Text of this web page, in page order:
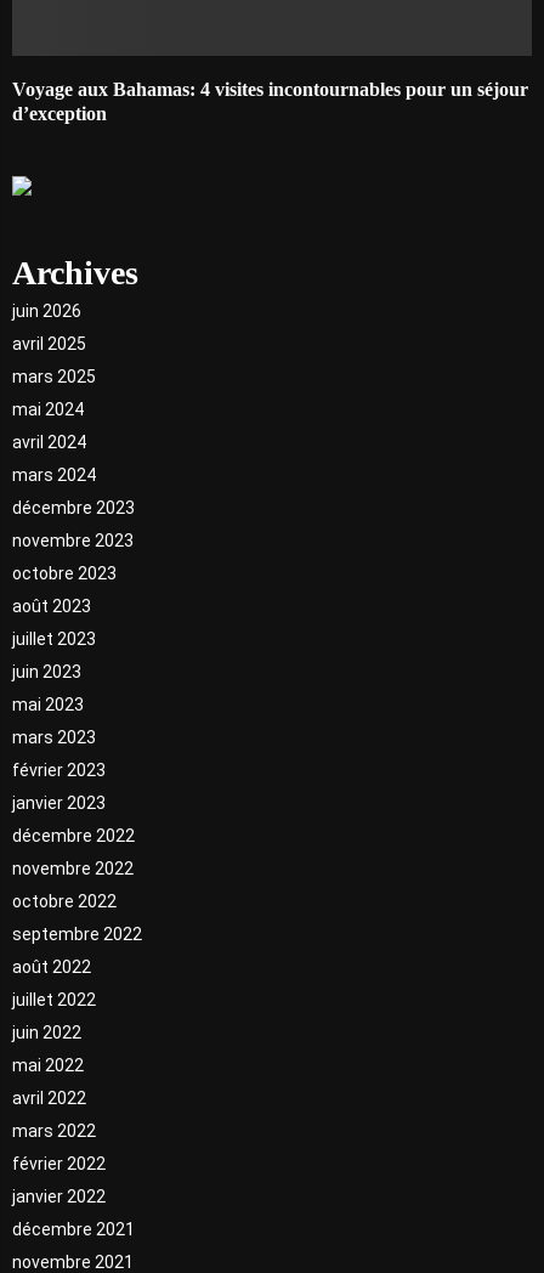
Voyage aux Bahamas: 4 visites incontournables pour un séjour
d’exception
Archives
juin 2026
avril 2025
mars 2025
mai 2024
avril 2024
mars 2024
décembre 2023
novembre 2023
octobre 2023
août 2023
juillet 2023
juin 2023
mai 2023
mars 2023
février 2023
janvier 2023
décembre 2022
novembre 2022
octobre 2022
septembre 2022
août 2022
juillet 2022
juin 2022
mai 2022
avril 2022
mars 2022
février 2022
janvier 2022
décembre 2021
novembre 2021